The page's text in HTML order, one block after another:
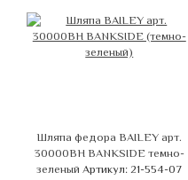
Шляпа федора BAILEY арт.
30000BH BANKSIDE темно-
зеленыйАртикул: 21-554-07